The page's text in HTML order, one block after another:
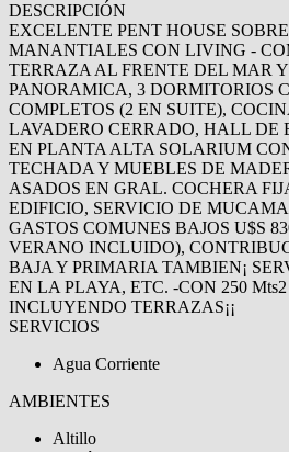
DESCRIPCIÓN
EXCELENTE PENT HOUSE
MANANTIALES CON LIVING -
TERRAZA AL FRENTE DEL MAR
PANORAMICA, 3 DORMITORIOS
COMPLETOS (2 EN SUITE),
LAVADERO CERRADO, HALL DE
EN PLANTA ALTA SOLARIUM
TECHADA Y MUEBLES DE
ASADOS EN GRAL. COCHERA
EDIFICIO, SERVICIO DE
GASTOS COMUNES BAJOS U$S
VERANO INCLUIDO),
BAJA Y PRIMARIA TAMBIEN¡
EN LA PLAYA, ETC. -CON 250
INCLUYENDO TERRAZAS¡¡
SERVICIOS
Agua Corriente
AMBIENTES
Altillo